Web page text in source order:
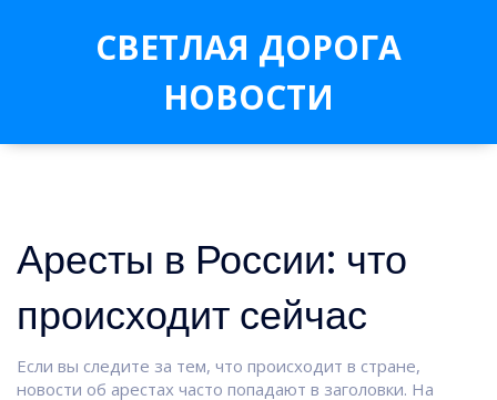
СВЕТЛАЯ ДОРОГА
НОВОСТИ
Аресты в России: что
происходит сейчас
Если вы следите за тем, что происходит в стране,
новости об арестах часто попадают в заголовки. На